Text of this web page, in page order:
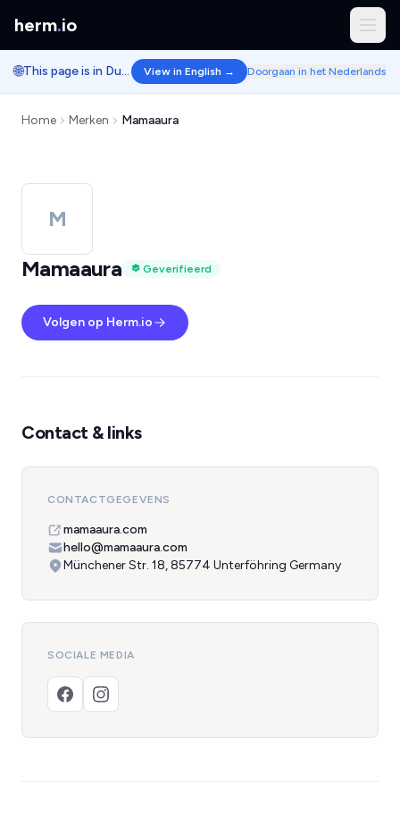
herm.io
🌐 This page is in Dutch. View in English → Doorgaan in het Nederlands
Home Merken Mamaaura
M
Mamaaura
Geverifieerd
Volgen op Herm.io
Contact & links
CONTACTGEGEVENS
mamaaura.com
hello@mamaaura.com
Münchener Str. 18, 85774 Unterföhring Germany
SOCIALE MEDIA